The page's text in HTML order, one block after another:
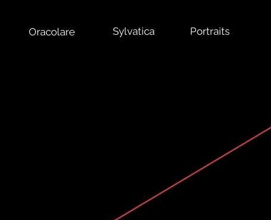
Oracolare Sylvatica Portraits